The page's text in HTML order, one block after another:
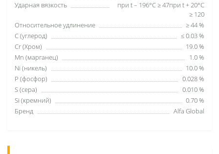
Ударная вязкость
при t – 196°С ≥ 47при t + 20°С
≥ 120
Относительное удлинение
≥ 44 %
C (углерод)
≤ 0.03 %
Cr (Хром)
19.0 %
Mn (марганец)
1.0 %
Ni (никель)
10.0 %
P (фосфор)
0.028 %
S (сера)
0.010 %
Si (кремний)
0.70 %
Бренд
Alfa Global